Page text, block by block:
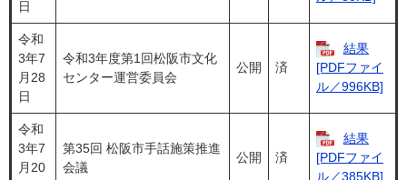
日
令和
3年7
月28
日
令和3年度第1回松阪市文化
センター運営委員会
公開 済
結果
[PDFファイ
ル／996KB]
令和
3年7
月20
第35回 松阪市手話施策推進
会議
公開 済
結果
[PDFファイ
ル／385KB]